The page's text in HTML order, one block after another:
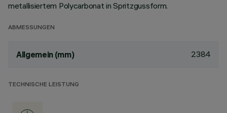
metallisiertem Polycarbonat in Spritzgussform.
ABMESSUNGEN
Allgemein (mm) 2384
TECHNISCHE LEISTUNG